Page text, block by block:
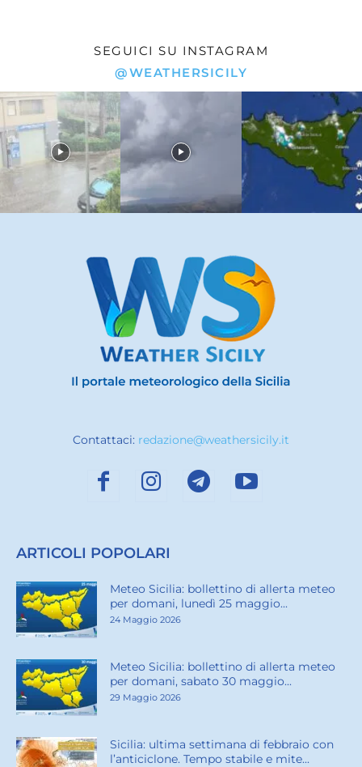
SEGUICI SU INSTAGRAM
@WEATHERSICILY
Contattaci: redazione@weathersicily.it
ARTICOLI POPOLARI
Meteo Sicilia: bollettino di allerta meteo
per domani, lunedì 25 maggio...
24 Maggio 2026
Meteo Sicilia: bollettino di allerta meteo
per domani, sabato 30 maggio...
29 Maggio 2026
Sicilia: ultima settimana di febbraio con
l’anticiclone. Tempo stabile e mite...